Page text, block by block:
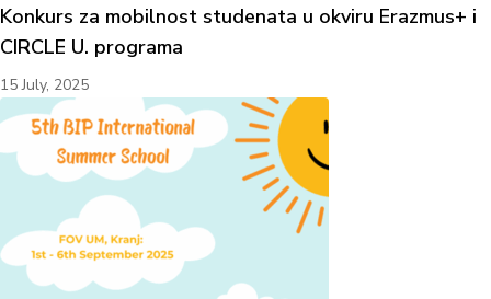
Konkurs za mobilnost studenata u okviru Erazmus+ i
CIRCLE U. programa
15 July, 2025